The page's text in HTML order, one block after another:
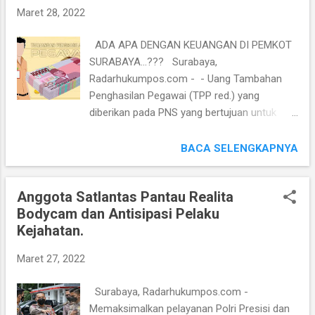
covid19 dan menderita sakit lainnya sehingga
tidak dapat menjalankan Kedinasan sebagai
personil Polri menggunakan Aplikasi E-
Yankes Polri, dengan penyampaian bahwa
Bidang Kedokteran Kesehatan (Biddokkes)
langkah-langkah pemberian pelayanan
kesehatan terhadap anggota Polri.
Maret 28, 2022
ADA APA DENGAN KEUANGAN DI PEMKOT
SURABAYA...??? Surabaya,
Radarhukumpos.com - - Uang Tambahan
Penghasilan Pegawai (TPP red.) yang
diberikan pada PNS yang bertujuan untuk
Negeri Sipil di Setiap daerah maupun di pusat
ibu kota Propinsi di wilayah Indonesia. Uang
tunjangan inipun bertujuan meningkatkan
motivasi kinerja PNS diseluruh wilayah
propinsi di Indonesia, baik di pusat ibu kota,
Pemerintah Kota Surabaya, yang
BACA SELENGKAPNYA
Anggota Satlantas Pantau Realita
Bodycam dan Antisipasi Pelaku
Kejahatan.
Maret 27, 2022
Surabaya, Radarhukumpos.com -
Memaksimalkan pelayanan Polri Presisi dan